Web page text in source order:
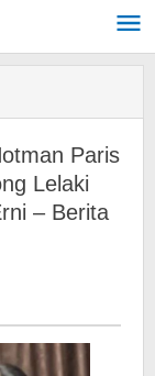
Paris
Lelaki
– Berita